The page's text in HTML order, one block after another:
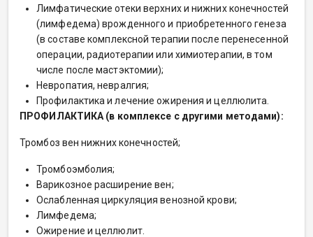
Лимфатические отеки верхних и нижних конечностей
(лимфедема) врожденного и приобретенного генеза
(в составе комплексной терапии после перенесенной
операции, радиотерапии или химиотерапии, в том
числе после мастэктомии);
Невропатия, невралгия;
Профилактика и лечение ожирения и целлюлита.
ПРОФИЛАКТИКА (в комплексе с другими методами):
Тромбоз вен нижних конечностей;
Тромбоэмболия;
Варикозное расширение вен;
Ослабленная циркуляция венозной крови;
Лимфедема;
Ожирение и целлюлит.